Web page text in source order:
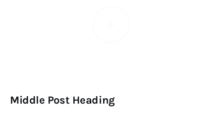
Middle Post Heading